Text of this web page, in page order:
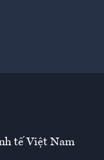
tế Việt Nam